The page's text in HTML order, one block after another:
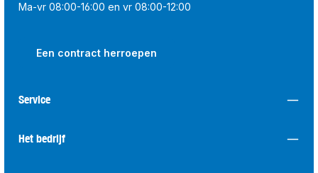
Ma-vr 08:00-16:00 en vr 08:00-12:00
Een contract herroepen
Service
Het bedrijf